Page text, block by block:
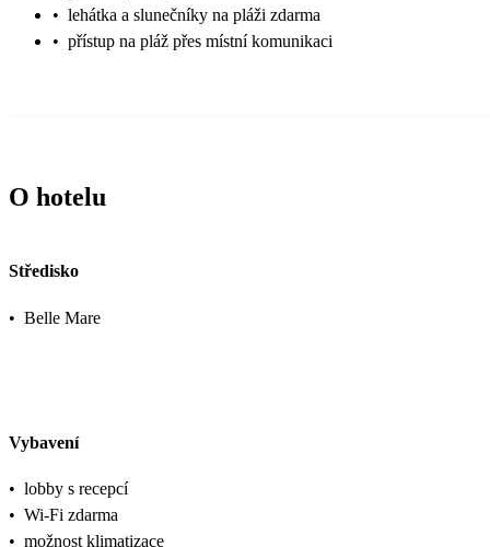
• lehátka a slunečníky na pláži zdarma
• přístup na pláž přes místní komunikaci
O hotelu
Středisko
• Belle Mare
Vybavení
• lobby s recepcí
• Wi-Fi zdarma
• možnost klimatizace